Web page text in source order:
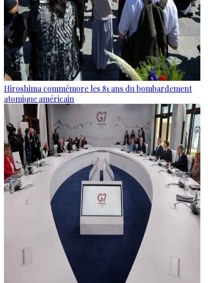
Hiroshima commémore les 81 ans du bombardement
atomique américain